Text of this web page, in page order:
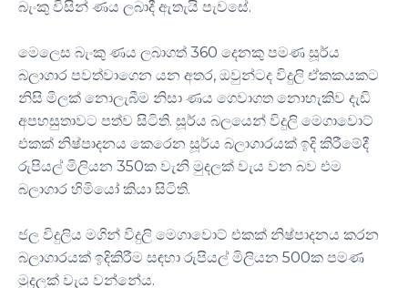
බැංකු විසින් ණය ලබාදී ඇතැයි පැවසේ.
මෙලෙස බැංකු ණය ලබාගත් 360 දෙනකු පමණ සූර්ය
බලාගාර පවත්වාගෙන යන අතර, ඔවුන්ටද විදුලි ඒකකයකට
නිසි මිලක් නොලැබීම නිසා ණය ගෙවාගත නොහැකිව දැඩි
අපහසුතාවට පත්ව සිටිති. සූර්ය බලයෙන් විදුලි මෙගාවොට්
එකක් නිෂ්පාදනය කෙරෙන සූර්ය බලාගාරයක් ඉදි කිරීමේදී
රුපියල් මිලියන 350ක වැනි මුදලක් වැය වන බව එම
බලාගාර හිමියෝ කියා සිටිති.
ජල විදුලිය මගින් විදුලි මෙගාවොට් එකක් නිෂ්පාදනය කරන
බලාගාරයක් ඉදිකිරීම සඳහා රුපියල් මිලියන 500ක පමණ
මුදලක් වැය වන්නේය.